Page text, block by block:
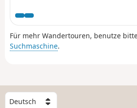
über der Stadt thront, eine der
Sehenswürdigkeiten. Dazwischen,
liegen Wälder, steile Aufstiege und
herrliche Landschaften.
Für mehr Wandertouren, benutze
Suchmaschine.
W